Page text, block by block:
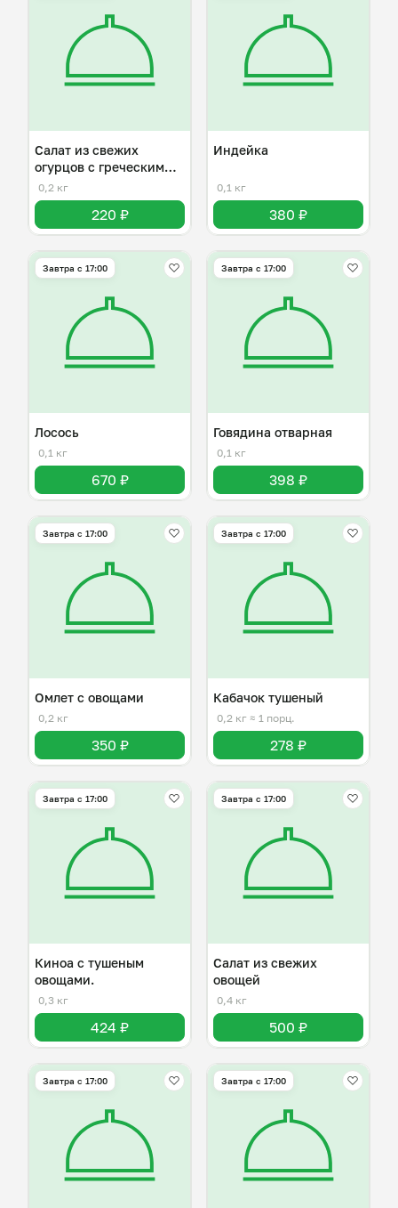
Салат из свежих
огурцов с греческим
йогуртом
0,2 кг
220 ₽
Индейка
0,1 кг
380 ₽
Завтра c 17:00
Лосось
0,1 кг
670 ₽
Завтра c 17:00
Говядина отварная
0,1 кг
398 ₽
Завтра c 17:00
Омлет с овощами
0,2 кг
350 ₽
Завтра c 17:00
Кабачок тушеный
0,2 кг ≈ 1 порц.
278 ₽
Завтра c 17:00
Киноа с тушеным
овощами.
0,3 кг
424 ₽
Завтра c 17:00
Салат из свежих
овощей
0,4 кг
500 ₽
Завтра c 17:00 Завтра c 17:00